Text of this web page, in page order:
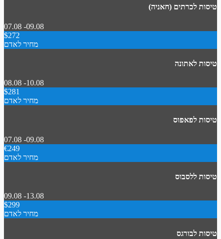
טיסות לכרתים (חאניה)
07.08 -09.08
$272
מחיר לאדם
טיסות לאתונה
08.08 -10.08
$281
מחיר לאדם
טיסות לפאפוס
07.08 -09.08
€249
מחיר לאדם
טיסות ללסבוס
09.08 -13.08
$299
מחיר לאדם
טיסות לבורגס